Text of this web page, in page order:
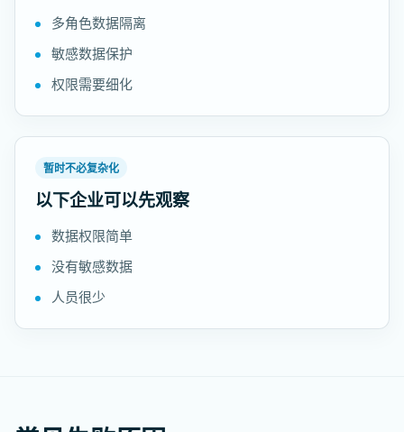
多角色数据隔离
敏感数据保护
权限需要细化
暂时不必复杂化
以下企业可以先观察
数据权限简单
没有敏感数据
人员很少